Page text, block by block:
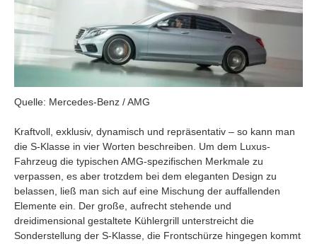
Quelle: Mercedes-Benz / AMG
Kraftvoll, exklusiv, dynamisch und repräsentativ – so kann man
die S-Klasse in vier Worten beschreiben. Um dem Luxus-
Fahrzeug die typischen AMG-spezifischen Merkmale zu
verpassen, es aber trotzdem bei dem eleganten Design zu
belassen, ließ man sich auf eine Mischung der auffallenden
Elemente ein. Der große, aufrecht stehende und
dreidimensional gestaltete Kühlergrill unterstreicht die
Sonderstellung der S-Klasse, die Frontschürze hingegen kommt